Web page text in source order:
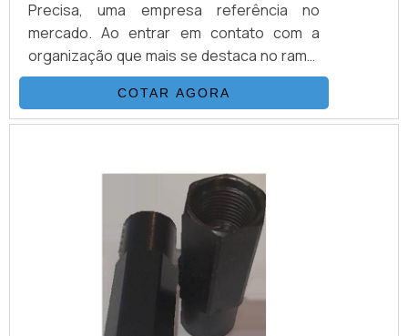
Precisa, uma empresa referência no
mercado. Ao entrar em contato com a
organização que mais se destaca no ramo,
o cliente receberá um suporte completo
para sanar eventuais dúvidas sobre o
produto a ser adquirido.MAIS
CONTROLE DIRECIONALQuem quer
encontrar válvulas de controle direcional
em uma empresa que preza pela
segurança, enc...
COTAR AGORA